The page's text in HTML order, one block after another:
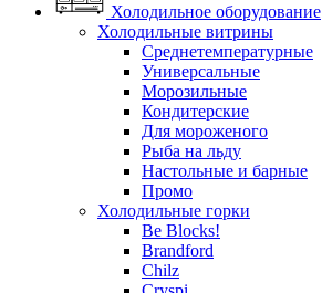
Холодильное оборудование
Холодильные витрины
Среднетемпературные
Универсальные
Морозильные
Кондитерские
Для мороженого
Рыба на льду
Настольные и барные
Промо
Холодильные горки
Be Blocks!
Brandford
Chilz